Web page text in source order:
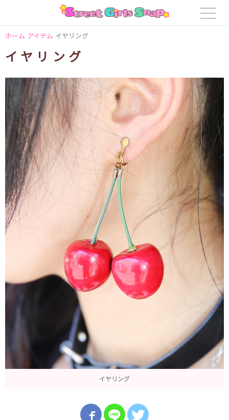
ホーム アイテム イヤリング
イヤリング
イヤリング